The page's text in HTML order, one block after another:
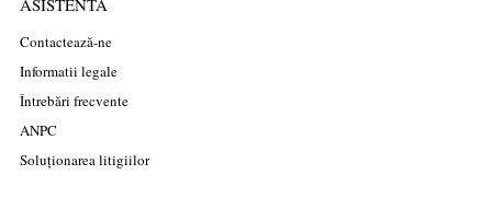
Contactează-ne
Informatii legale
Întrebări frecvente
ANPC
Soluționarea litigiilor